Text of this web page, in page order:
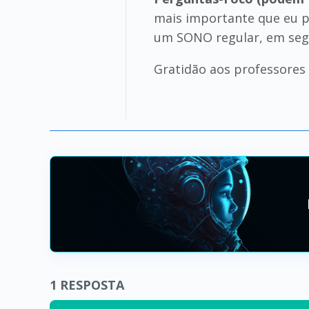
mais importante que eu
um SONO regular, em
Gratidão aos
1 RESPOSTA